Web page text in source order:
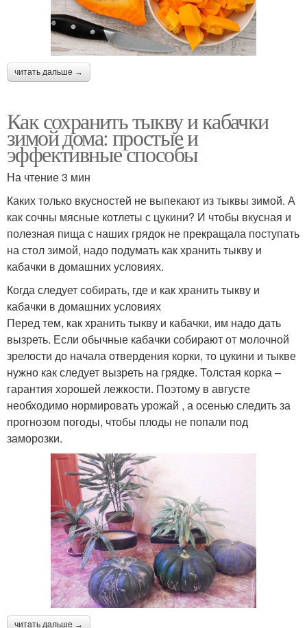
читать дальше →
Как сохранить тыкву и кабачки
зимой дома: простые и
эффективные способы
На чтение 3 мин
Каких только вкусностей не выпекают из тыквы зимой. А
как сочны мясные котлеты с цукини? И чтобы вкусная и
полезная пища с наших грядок не прекращала поступать
на стол зимой, надо подумать как хранить тыкву и
кабачки в домашних условиях.
Когда следует собирать, где и как хранить тыкву и
кабачки в домашних условиях
Перед тем, как хранить тыкву и кабачки, им надо дать
вызреть. Если обычные кабачки собирают от молочной
зрелости до начала отвердения корки, то цукини и тыкве
нужно как следует вызреть на грядке. Толстая корка –
гарантия хорошей лежкости. Поэтому в августе
необходимо нормировать урожай , а осенью следить за
прогнозом погоды, чтобы плоды не попали под
заморозки.
читать дальше →